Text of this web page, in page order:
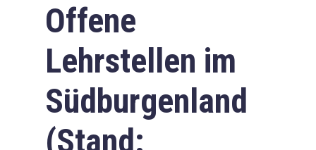
Offene
Lehrstellen im
Südburgenland
(Stand: